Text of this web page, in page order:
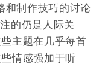
和制作技巧的讨论
的仍是人际关
主题在几乎每首
情感强加于听